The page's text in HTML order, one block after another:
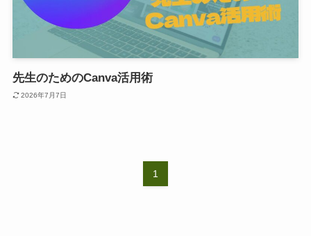
先生のためのCanva活用術
2026年7月7日
1